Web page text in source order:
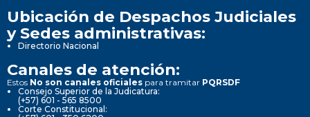
Ubicación de Despachos Judiciales
y Sedes administrativas:
Directorio Nacional
Canales de atención:
Estos No son canales oficiales para tramitar PQRSDF
Consejo Superior de la Judicatura:
(+57) 601 - 565 8500
Corte Constitucional: